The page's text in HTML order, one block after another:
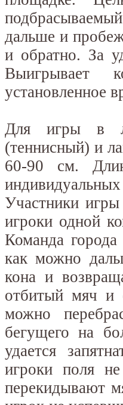
дальше и
и обратно. За
Выигрывает
установленное
Для игры в
(теннисный) и
60-90 см.
Участники
игроки одной
Команда
как можно
кона и
отбитый мяч и
можно
бегущего на
удается
игроки поля
перекидывают